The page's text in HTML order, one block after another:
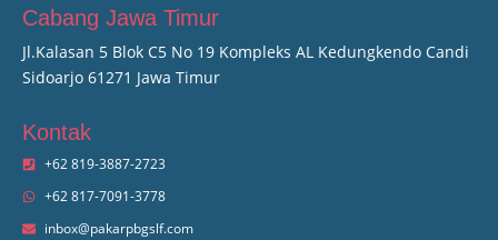
Cabang Jawa Timur
Jl.Kalasan 5 Blok C5 No 19 Kompleks AL Kedungkendo Candi
Sidoarjo 61271 Jawa Timur
Kontak
+62 819-3887-2723
+62 817-7091-3778
inbox@pakarpbgslf.com